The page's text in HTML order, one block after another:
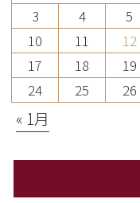
3
4 5
10
11 12
17
18 19
24
25 26
« 1月